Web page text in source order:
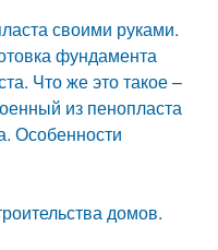
своими руками.
фундамента
Что же это такое –
из пенопласта
Особенности
домов.